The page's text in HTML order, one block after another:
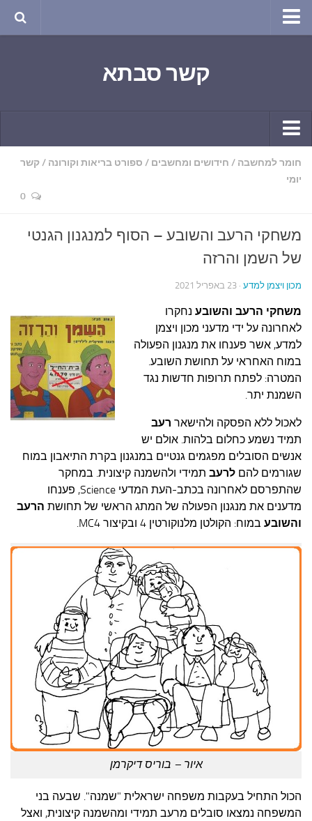
שירה
חגים ומועדים
ספורט בריאות וקורונה
ארכיון מאמרים
בישול ואפייה
הקונדיטוריה
עצות סבתא
סבתא מספרת
נווה הבלוגים
קשר משפחתי
כתבו אלינו
קשר סבתא
קשר יומי
חידושים ומחשבים
גרפיטי
נוסטלגיה
סרטונים ואנימציה
סרטים מומלצים
חומר למחשבה / חידושים ומחשבים / ספורט בריאות וקורונה /קשר
יומי
0
משחקי הרעב והשובע – הסוף למנגנון הגנטי
של השמן והרזה
מכון ויצמן למדע · 23 באפריל 2021
משחקי הרעב והשובע נחקרו
לאחרונה על ידי מדעני מכון ויצמן
למדע, אשר פענחו את מנגנון הפעולה
במוח האחראי על תחושת השובע.
המטרה: לפתח תרופות חדשות נגד
השמנת יתר.
לאכול ללא הפסקה ולהישאר רעב
תמיד נשמע כחלום בלהות. אולם יש
אנשים הסובלים מפגמים גנטיים במנגנון בקרת התיאבון במוח
שגורמים להם לרעב תמידי ולהשמנה קיצונית. במחקר
שהתפרסם לאחרונה בכתב-העת המדעי Science, פענחו
מדענים את מנגנון הפעולה של המתג הראשי של תחושת הרעב
והשובע במוח: הקולטן מלנוקורטין 4 ובקיצור MC4.
איור – בוריס דיקרמן
הכול התחיל בעקבות משפחה ישראלית "שמנה". שבעה בני
המשפחה נמצאו סובלים מרעב תמידי ומהשמנה קיצונית, ואצל